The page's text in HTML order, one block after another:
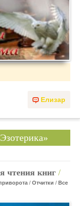
Елизар
чтения книг /
/ Отчитки / Все